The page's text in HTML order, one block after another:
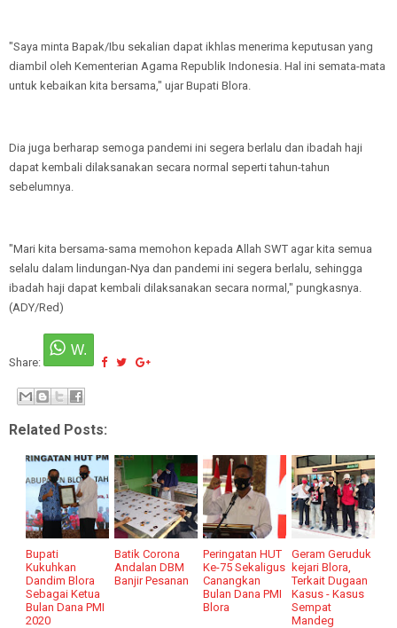
"Saya minta Bapak/Ibu sekalian dapat ikhlas menerima keputusan yang
diambil oleh Kementerian Agama Republik Indonesia. Hal ini semata-mata
untuk kebaikan kita bersama," ujar Bupati Blora.
Dia juga berharap semoga pandemi ini segera berlalu dan ibadah haji
dapat kembali dilaksanakan secara normal seperti tahun-tahun
sebelumnya.
"Mari kita bersama-sama memohon kepada Allah SWT agar kita semua
selalu dalam lindungan-Nya dan pandemi ini segera berlalu, sehingga
ibadah haji dapat kembali dilaksanakan secara normal," pungkasnya.
(ADY/Red)
Share:
Related Posts:
Bupati
Kukuhkan
Dandim Blora
Sebagai Ketua
Bulan Dana PMI
2020
Batik Corona
Andalan DBM
Banjir Pesanan
Peringatan HUT
Ke-75 Sekaligus
Canangkan
Bulan Dana PMI
Blora
Geram Geruduk
kejari Blora,
Terkait Dugaan
Kasus - Kasus
Sempat
Mandeg